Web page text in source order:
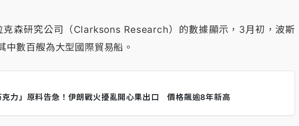
克森研究公司（Clarksons Research）的數據顯示，3月初，波斯
數百艘為大型國際貿易船。
克力」原料告急！伊朗戰火擾亂開心果出口 價格飆逾8年新高